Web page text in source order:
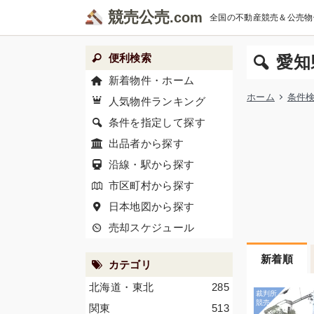
競売公売 全国の不動産競売＆公売
愛
ホーム 条件
新着順
便利検索
新着物件・ホーム
人気物件ランキング
条件を指定して探す
出品者から探す
沿線・駅から探す
市区町村から探す
日本地図から探す
売却スケジュール
カテゴリ
285
北海道・東北
513
関東